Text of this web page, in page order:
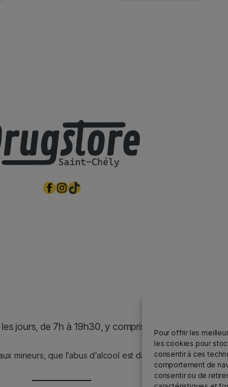
Pour offrir les
les cookies pour
consentir à ces
comportement de
consentir ou de
FacebookInstagramTikTok
jours, de 7h à 19h30, y compris les jours fériés.
mineurs, que l’abus d’alcool est dangereux pour la